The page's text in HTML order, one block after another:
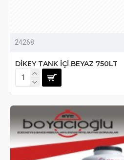
24268
DİKEY TANK İÇİ BEYAZ 750LT